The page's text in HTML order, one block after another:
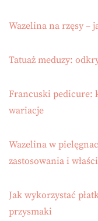
Wazelina na rzęsy –
Tatuaż meduzy:
Francuski pedicure:
wariacje
Wazelina w
zastosowania i
Jak wykorzystać
przysmaki